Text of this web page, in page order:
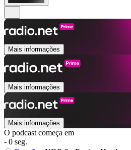
Mais informações
Mais informações
Mais informações
O podcast começa em
- 0 seg.